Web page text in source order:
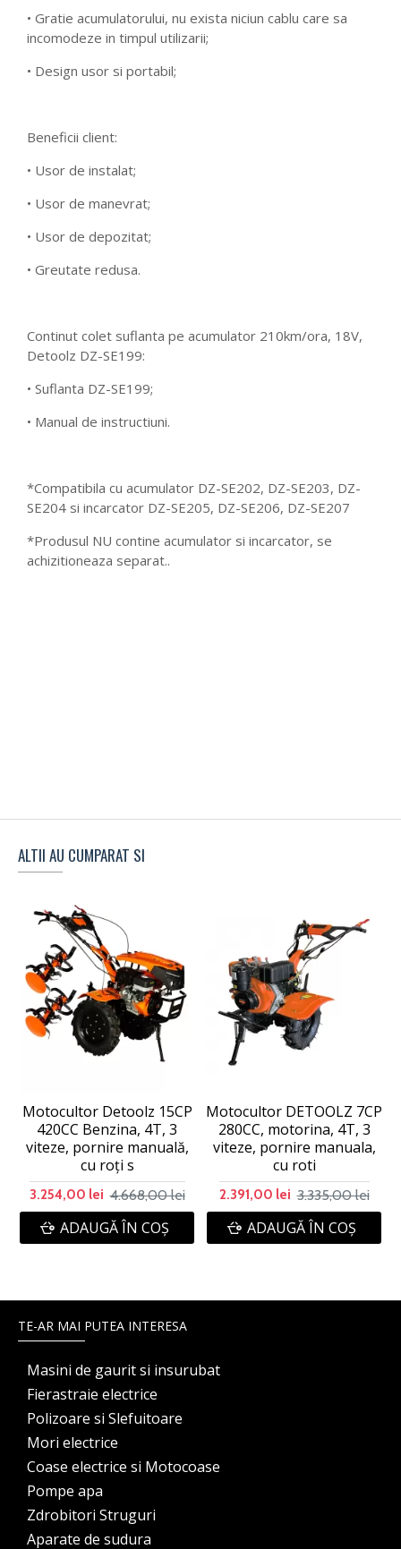
• Gratie acumulatorului, nu exista niciun cablu care sa
incomodeze in timpul utilizarii;
• Design usor si portabil;
Beneficii client:
• Usor de instalat;
• Usor de manevrat;
• Usor de depozitat;
• Greutate redusa.
Continut colet suflanta pe acumulator 210km/ora, 18V,
Detoolz DZ-SE199:
• Suflanta DZ-SE199;
• Manual de instructiuni.
*Compatibila cu acumulator DZ-SE202, DZ-SE203, DZ-
SE204 si incarcator DZ-SE205, DZ-SE206, DZ-SE207
*Produsul NU contine acumulator si incarcator, se
achizitioneaza separat..
ALTII AU CUMPARAT SI
Motocultor Detoolz 15CP
420CC Benzina, 4T, 3
viteze, pornire manuală,
cu roți s
3.254,00 lei 4.668,00 lei
ADAUGĂ ÎN COŞ
Motocultor DETOOLZ 7CP
280CC, motorina, 4T, 3
viteze, pornire manuala,
cu roti
2.391,00 lei 3.335,00 lei
ADAUGĂ ÎN COŞ
TE-AR MAI PUTEA INTERESA
Masini de gaurit si insurubat
Fierastraie electrice
Polizoare si Slefuitoare
Mori electrice
Coase electrice si Motocoase
Pompe apa
Zdrobitori Struguri
Aparate de sudura